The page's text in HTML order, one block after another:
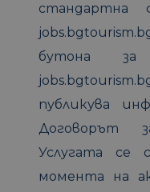
стандартна
бутона
публикува
Договорът
Услугата се
момента на